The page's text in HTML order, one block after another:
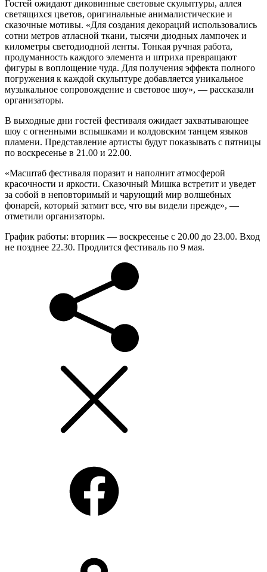
Гостей ожидают диковинные световые скульптуры, аллея
светящихся цветов, оригинальные анималистические и
сказочные мотивы. «Для создания декораций использовались
сотни метров атласной ткани, тысячи диодных лампочек и
километры светодиодной ленты. Тонкая ручная работа,
продуманность каждого элемента и штриха превращают
фигуры в воплощение чуда. Для получения эффекта полного
погружения к каждой скульптуре добавляется уникальное
музыкальное сопровождение и световое шоу», — рассказали
организаторы.
В выходные дни гостей фестиваля ожидает захватывающее
шоу с огненными вспышками и колдовским танцем языков
пламени. Представление артисты будут показывать с пятницы
по воскресенье в 21.00 и 22.00.
«Масштаб фестиваля поразит и наполнит атмосферой
красочности и яркости. Сказочный Мишка встретит и уведет
за собой в неповторимый и чарующий мир волшебных
фонарей, который затмит все, что вы видели прежде», —
отметили организаторы.
График работы: вторник — воскресенье с 20.00 до 23.00. Вход
не позднее 22.30. Продлится фестиваль по 9 мая.